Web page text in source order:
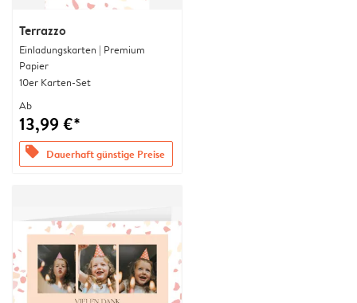
Terrazzo
Einladungskarten | Premium
Papier
10er Karten-Set
Ab
13,99 €*
offers Dauerhaft günstige Preise